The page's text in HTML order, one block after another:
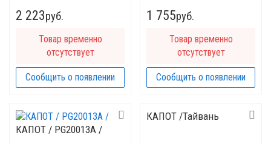
2 223руб.
Товар временно
отсутствует
Сообщить о появлении
1 755руб.
Товар временно
отсутствует
Сообщить о появлении
КАПОТ / PG20013A /
КАПОТ /Тайвань